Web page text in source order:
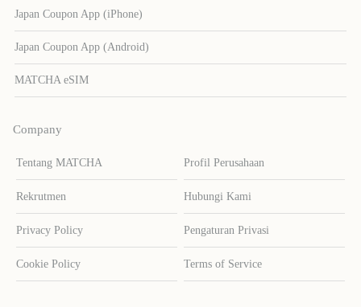
Japan Coupon App (iPhone)
Japan Coupon App (Android)
MATCHA eSIM
Company
Tentang MATCHA Profil Perusahaan
Rekrutmen Hubungi Kami
Privacy Policy Pengaturan Privasi
Cookie Policy Terms of Service